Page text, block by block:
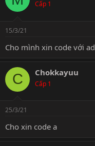
Cấp 1
15/3/21
Cho mình xin code với ad
C Chokkayuu
Cấp 1
25/3/21
Cho xin code a